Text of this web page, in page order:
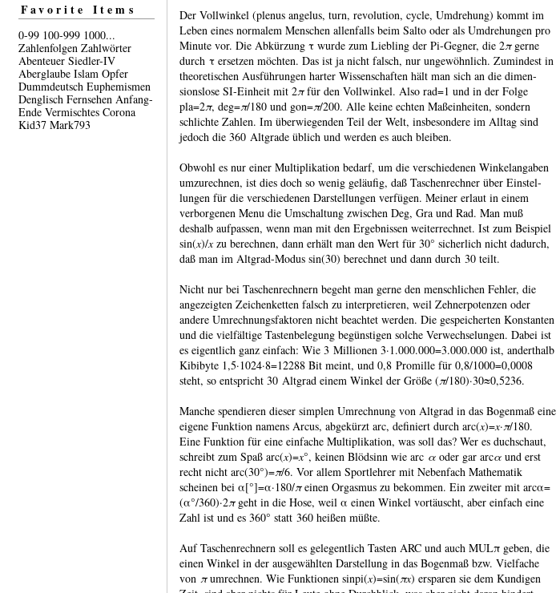
Favorite Items
0-99 100-999 1000...
Zahlenfolgen Zahlwörter
Abenteuer Siedler-IV
Aberglaube Islam Opfer
Dummdeutsch Euphemismen
Denglisch Fernsehen Anfang-
Ende Vermischtes Corona
Kid37 Mark793
Der Vollwinkel (plenus angelus, turn, revo­lution, cycle, Umdre­hung) kommt im
Leben eines norma­lem Menschen allen­falls beim Salto oder als Umdre­hungen pro
Minute vor. Die Abkür­zung τ wurde zum Lieb­ling der Pi‑Gegner, die 2πgerne
durch τ erset­zen möchten. Das ist ja nicht falsch, nur unge­wöhn­lich. Zumin­dest in
theo­reti­schen Aus­führun­gen harter Wissen­schaf­ten hält man sich an die dimen­
sions­lose SI‑Ein­heit mit 2πfür den Voll­winkel. Also rad=1 und in der Folge
pla=2π, deg=π/180 und gon=π/200. Alle keine echten Maßein­heiten, sondern
schlichte Zahlen. Im über­wiegen­den Teil der Welt, ins­beson­dere im Alltag sind
jedoch die 360 Alt­grade üblich und werden es auch bleiben.
Obwohl es nur einer Multipli­kation bedarf, um die ver­schie­denen Winkel­angaben
umzu­rechnen, ist dies doch so wenig geläu­fig, daß Taschen­rechner über Ein­stel­
lungen für die ver­schie­denen Dar­stel­lungen verfügen. Meiner erlaut in einem
verbor­genen Menu die Umschal­tung zwischen Deg, Gra und Rad. Man muß
deshalb auf­passen, wenn man mit den Ergeb­nissen weiter­rechnet. Ist zum Bei­spiel
sin(x)/xzu berech­nen, dann erhält man den Wert für 30° sicher­lich nicht dadurch,
daß man im Altgrad-​Modus sin(30) berech­net und dann durch 30 teilt.
Nicht nur bei Taschenrechnern begeht man gerne den mensch­lichen Fehler, die
ange­zeigten Zeichen­ketten falsch zu inter­pretie­ren, weil Zehner­poten­zen oder
andere Umrech­nungs­fakto­ren nicht beach­tet werden. Die gespei­cherten Kon­stan­ten
und die viel­fältige Tasten­bele­gung begün­stigen solche Verwech­selun­gen. Dabei ist
es eigent­lich ganz ein­fach: Wie 3 Milli­onen 3·1.000.000=3.000.000 ist, andert­halb
Kibi­byte 1,5·1024·8=12288 Bit meint, und 0,8 Pro­mille für 0,8/1000=0,0008
steht, so ent­spricht 30 Alt­grad einem Winkel der Größe (π/180)·30≈0,5236.
Manche spendieren dieser simplen Umrech­nung von Altgrad in das Bogen­maß eine
eigene Funktion namens Arcus, abge­kürzt arc, defi­niert durch arc(x)=x·π/180.
Eine Funk­tion für eine ein­fache Multi­plika­tion, was soll das? Wer es duchschaut,
schreibt zum Spaß arc(x)=x°, keinen Blödsinn wie arc α oder gar arcα und erst
recht nicht arc(30°)=π/6. Vor allem Sport­lehrer mit Neben­fach Mathe­matik
scheinen bei α[°]=α·180/πeinen Orgas­mus zu bekom­men. Ein zweiter mit arcα=
(α°/360)·2πgeht in die Hose, weil α einen Winkel vor­täuscht, aber einfach eine
Zahl ist und es 360° statt 360 heißen müßte.
Auf Taschenrechnern soll es gelegent­lich Tasten ARC und auch MULπ geben, die
einen Winkel in der aus­gewähl­ten Dar­stel­lung in das Bogen­maß bzw. Viel­fache
von πumrech­nen. Wie Funk­tionen sinpi(x)=sin(πx) ersparen sie dem Kun­digen